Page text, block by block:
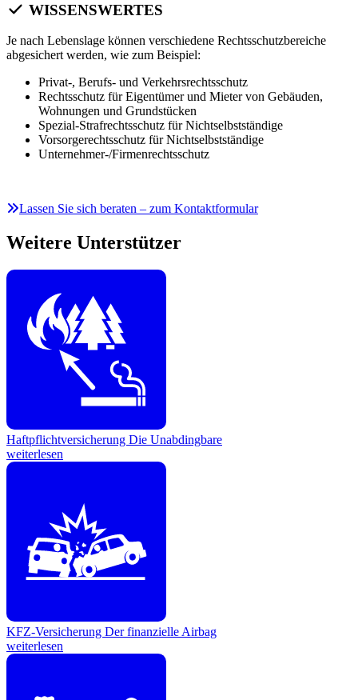
WISSENSWERTES
Je nach Lebenslage können verschiedene Rechtsschutzbereiche
abgesichert werden, wie zum Beispiel:
Privat-, Berufs- und Verkehrsrechtsschutz
Rechtsschutz für Eigentümer und Mieter von Gebäuden,
Wohnungen und Grundstücken
Spezial-Strafrechtsschutz für Nichtselbstständige
Vorsorgerechtsschutz für Nichtselbstständige
Unternehmer-/Firmenrechtsschutz
Lassen Sie sich beraten – zum Kontaktformular
Weitere Unterstützer
Haftpflichtversicherung Die Unabdingbare
weiterlesen
KFZ-Versicherung Der finanzielle Airbag
weiterlesen